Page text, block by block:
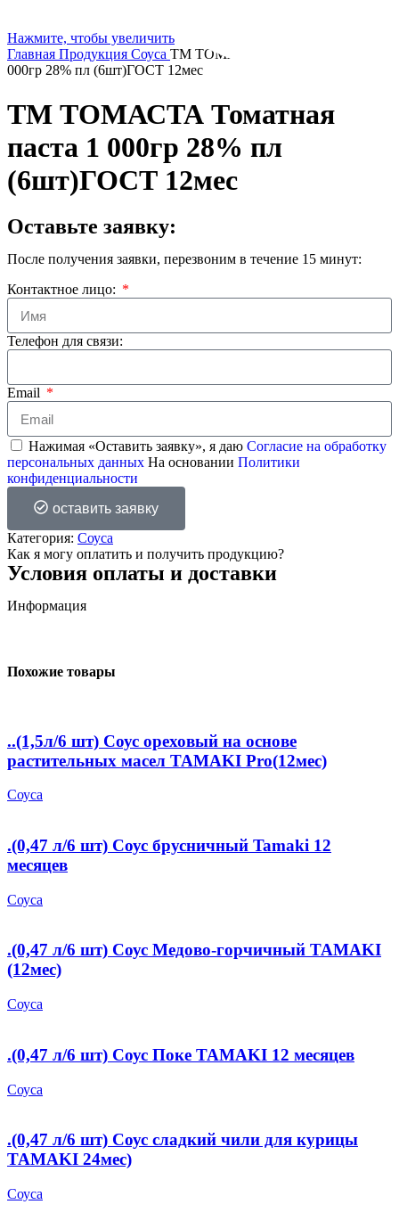
Нажмите, чтобы увеличить
Главная Продукция Соуса ТМ ТОМАСТА Томатная паста 1
000гр 28% пл (6шт)ГОСТ 12мес
ТМ ТОМАСТА Томатная
паста 1 000гр 28% пл
(6шт)ГОСТ 12мес
Оставьте заявку:
После получения заявки, перезвоним в течение 15 минут:
Контактное лицо:
Телефон для связи:
Email
Нажимая «Оставить заявку», я даю Согласие на обработку
персональных данных На основании Политики
конфиденциальности
оставить заявку
Категория: Соуса
Как я могу оплатить и получить продукцию?
Условия оплаты и доставки
Информация
Похожие товары
..(1,5л/6 шт) Соус ореховый на основе
растительных масел TAMAKI Pro(12мес)
Соуса
.(0,47 л/6 шт) Соус брусничный Tamaki 12
месяцев
Соуса
.(0,47 л/6 шт) Соус Медово-горчичный TAMAKI
(12мес)
Соуса
.(0,47 л/6 шт) Соус Поке TAMAKI 12 месяцев
Соуса
.(0,47 л/6 шт) Соус сладкий чили для курицы
TAMAKI 24мес)
Соуса